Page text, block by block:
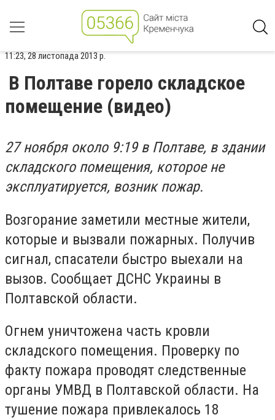
11:23, 28 листопада 2013 р.
В Полтаве горело складское
помещение (видео)
27 ноября около 9:19 в Полтаве, в здании
складского помещения, которое не
эксплуатируется, возник пожар.
Возгорание заметили местные жители,
которые и вызвали пожарных. Получив
сигнал, спасатели быстро выехали на
вызов. Сообщает ДСНС Украины в
Полтавской области.
Огнем уничтожена часть кровли
складского помещения. Проверку по
факту пожара проводят следственные
органы УМВД в Полтавской области. На
тушение пожара привлекалось 18